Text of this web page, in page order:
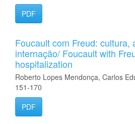
PDF
Foucault com Freud: cultura,
internação/ Foucault with
hospitalization
Roberto Lopes Mendonça, Carlos
151-170
PDF